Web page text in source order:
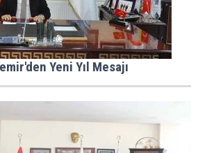
Yeni Yıl Mesajı